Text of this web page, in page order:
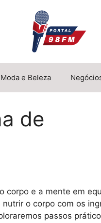
Moda e Beleza
de
corpo e a mente em
o corpo com os
passos